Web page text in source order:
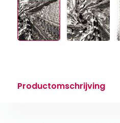
Productomschrijving